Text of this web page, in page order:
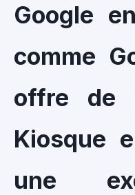
Google
comme
offre de
Kiosque
une